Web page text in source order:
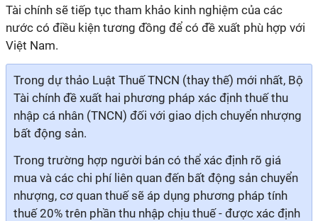
Tài chính sẽ tiếp tục tham khảo kinh nghiệm của các
nước có điều kiện tương đồng để có đề xuất phù hợp với
Việt Nam.
Trong dự thảo Luật Thuế TNCN (thay thế) mới nhất, Bộ
Tài chính đề xuất hai phương pháp xác định thuế thu
nhập cá nhân (TNCN) đối với giao dịch chuyển nhượng
bất động sản.
Trong trường hợp người bán có thể xác định rõ giá
mua và các chi phí liên quan đến bất động sản chuyển
nhượng, cơ quan thuế sẽ áp dụng phương pháp tính
thuế 20% trên phần thu nhập chịu thuế - được xác định